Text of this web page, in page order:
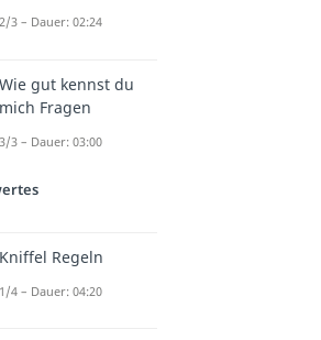
2/3 – Dauer: 02:24
Wie gut kennst du
mich Fragen
3/3 – Dauer: 03:00
Kniffel Regeln
1/4 – Dauer: 04:20